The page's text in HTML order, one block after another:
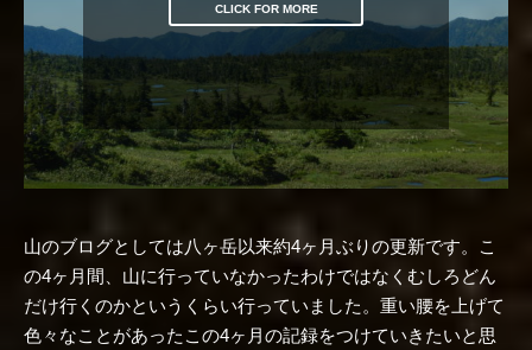
CLICK FOR MORE
山のブログとしては八ヶ岳以来約4ヶ月ぶりの更新です。こ
の4ヶ月間、山に行っていなかったわけではなくむしろどん
だけ行くのかというくらい行っていました。重い腰を上げて
色々なことがあったこの4ヶ月の記録をつけていきたいと思